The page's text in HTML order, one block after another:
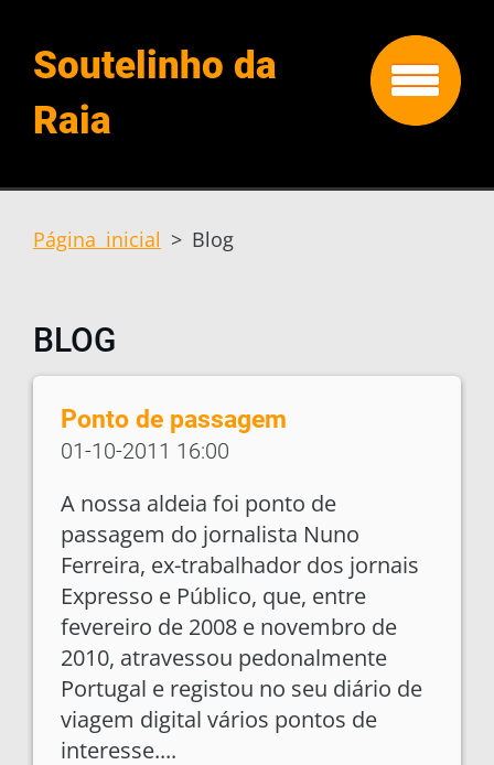
Soutelinho da
Raia
Página inicial > Blog
BLOG
Ponto de passagem
01-10-2011 16:00
A nossa aldeia foi ponto de
passagem do jornalista Nuno
Ferreira, ex-trabalhador dos jornais
Expresso e Público, que, entre
fevereiro de 2008 e novembro de
2010, atravessou pedonalmente
Portugal e registou no seu diário de
viagem digital vários pontos de
interesse....